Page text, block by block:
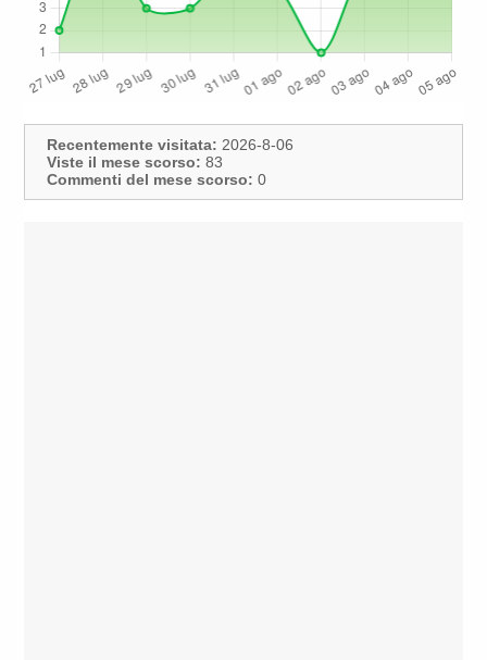
Recentemente visitata: 2026-8-06
Viste il mese scorso: 83
Commenti del mese scorso: 0